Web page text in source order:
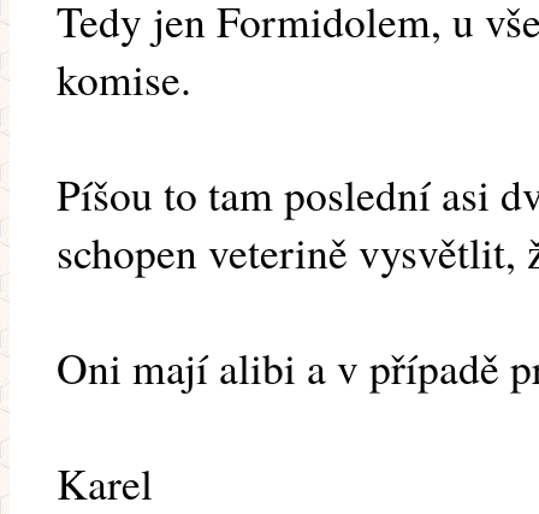
Tedy jen Formidolem, u
komise.
Píšou to tam poslední asi
schopen veterině vysvětlit,
Oni mají alibi a v případě
Karel